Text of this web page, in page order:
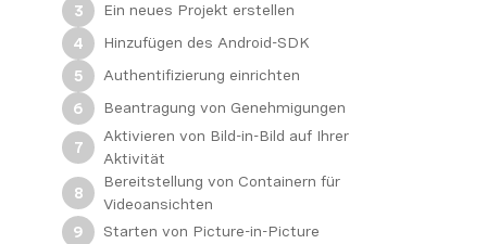
3
Ein neues Projekt erstellen
4
Hinzufügen des Android-SDK
5
Authentifizierung einrichten
6
Beantragung von Genehmigungen
7
Aktivieren von Bild-in-Bild auf Ihrer
Aktivität
8
Bereitstellung von Containern für
Videoansichten
9
Starten von Picture-in-Picture